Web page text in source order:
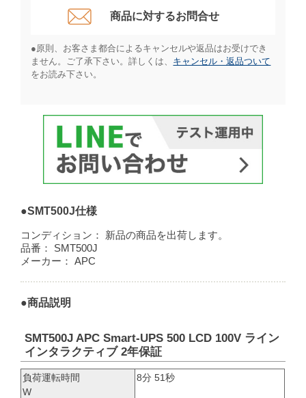
商品に対するお問合せ​
●原則、お客さま都合によるキャンセルや返品はお受けでき
ません。ご了承下さい。詳しくは、 キャンセル・返品ついて
をお読み下さい。​
●SMT500J仕様
コンディション：
新品の商品を出荷します。
品番：
SMT500J
メーカー：
APC
●商品説明
SMT500J APC Smart-UPS 500 LCD 100V ライン
インタラクティブ 2年保証
負荷運転時間
W
8分 51秒